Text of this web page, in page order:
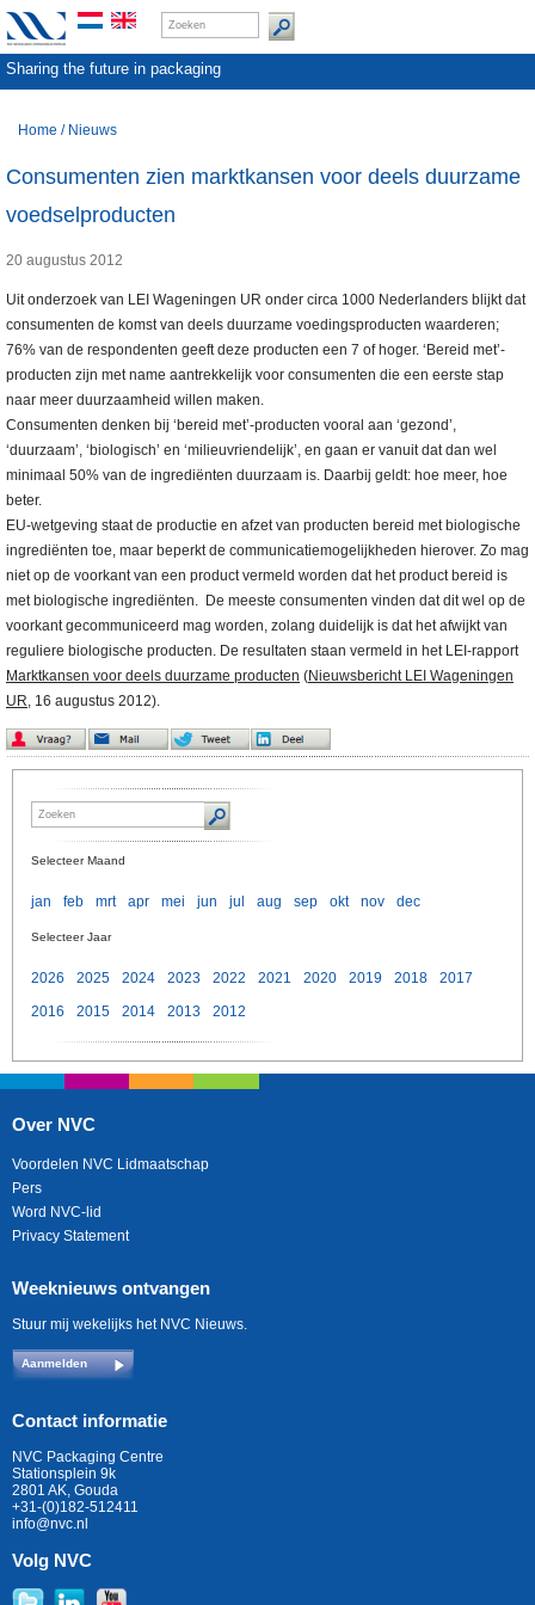
Sharing the future in packaging
Home / Nieuws
Consumenten zien marktkansen voor deels duurzame
voedselproducten
20 augustus 2012
Uit onderzoek van LEI Wageningen UR onder circa 1000 Nederlanders blijkt dat
consumenten de komst van deels duurzame voedingsproducten waarderen;
76% van de respondenten geeft deze producten een 7 of hoger. ‘Bereid met’-
producten zijn met name aantrekkelijk voor consumenten die een eerste stap
naar meer duurzaamheid willen maken.
Consumenten denken bij ‘bereid met’-producten vooral aan ‘gezond’,
‘duurzaam’, ‘biologisch’ en ‘milieuvriendelijk’, en gaan er vanuit dat dan wel
minimaal 50% van de ingrediënten duurzaam is. Daarbij geldt: hoe meer, hoe
beter.
EU-wetgeving staat de productie en afzet van producten bereid met biologische
ingrediënten toe, maar beperkt de communicatiemogelijkheden hierover. Zo mag
niet op de voorkant van een product vermeld worden dat het product bereid is
met biologische ingrediënten. De meeste consumenten vinden dat dit wel op de
voorkant gecommuniceerd mag worden, zolang duidelijk is dat het afwijkt van
reguliere biologische producten. De resultaten staan vermeld in het LEI-rapport
Marktkansen voor deels duurzame producten (Nieuwsbericht LEI Wageningen
UR, 16 augustus 2012).
Selecteer Maand
jan feb mrt apr mei jun jul aug sep okt nov dec
Selecteer Jaar
2026 2025 2024 2023 2022 2021 2020 2019 2018
2017
2016
2015 2014 2013 2012
Over NVC
Voordelen NVC Lidmaatschap
Pers
Word NVC-lid
Privacy Statement
Weeknieuws ontvangen
Stuur mij wekelijks het NVC Nieuws.
Aanmelden
Contact informatie
NVC Packaging Centre
Stationsplein 9k
2801 AK, Gouda
+31-(0)182-512411
info@nvc.nl
Volg NVC